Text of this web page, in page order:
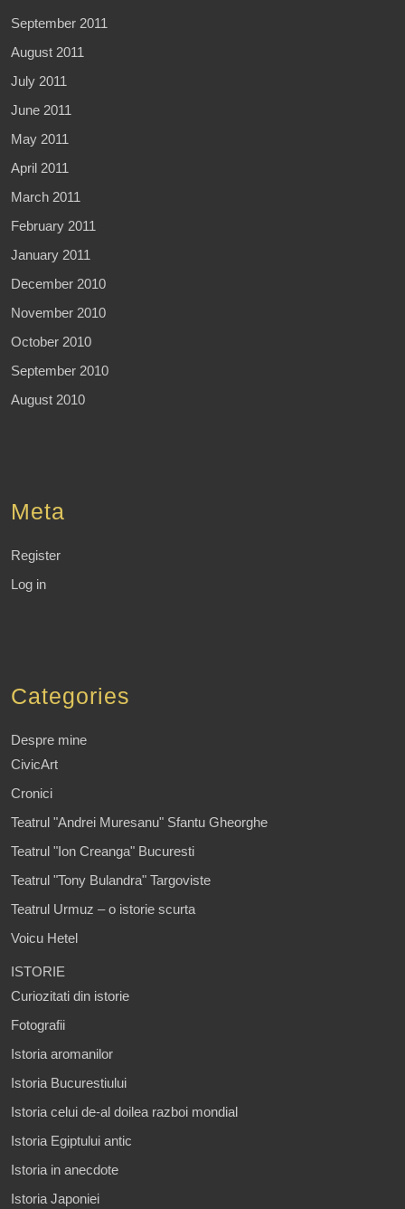
September 2011
August 2011
July 2011
June 2011
May 2011
April 2011
March 2011
February 2011
January 2011
December 2010
November 2010
October 2010
September 2010
August 2010
Meta
Register
Log in
Categories
Despre mine
CivicArt
Cronici
Teatrul "Andrei Muresanu" Sfantu Gheorghe
Teatrul "Ion Creanga" Bucuresti
Teatrul "Tony Bulandra" Targoviste
Teatrul Urmuz – o istorie scurta
Voicu Hetel
ISTORIE
Curiozitati din istorie
Fotografii
Istoria aromanilor
Istoria Bucurestiului
Istoria celui de-al doilea razboi mondial
Istoria Egiptului antic
Istoria in anecdote
Istoria Japoniei